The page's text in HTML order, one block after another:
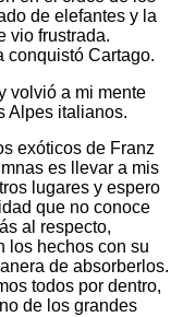
de elefantes y la
vio frustrada.
conquistó Cartago.
volvió a mi mente
Alpes italianos.
exóticos de Franz
es llevar a mis
lugares y espero
que no conoce
al respecto,
los hechos con su
de absorberlos.
todos por dentro,
de los grandes